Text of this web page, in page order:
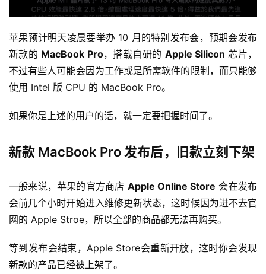
苹果预计明天凌晨要举办 10 月的特别发布会，预期会发布
新款的 MacBook Pro，搭载自研的 Apple Silicon 芯片，
不过有些人可能会因为工作或是所需软件的限制，而只能够
使用 Intel 版 CPU 的 MacBook Pro。
如果你是上述的用户的话，就一定要把握时间了。
新款 MacBook Pro 发布后，旧款立刻下架
一般来说，苹果的官方商店 Apple Online Store 会在发布
会前几个小时开始进入维修更新状态，这时候因为进不去官
网的 Apple Stroe，所以全部的商品都无法再购买。
等到发布会结束，Apple Store会重新开放，这时你会发现
新款的产品已经被上架了。